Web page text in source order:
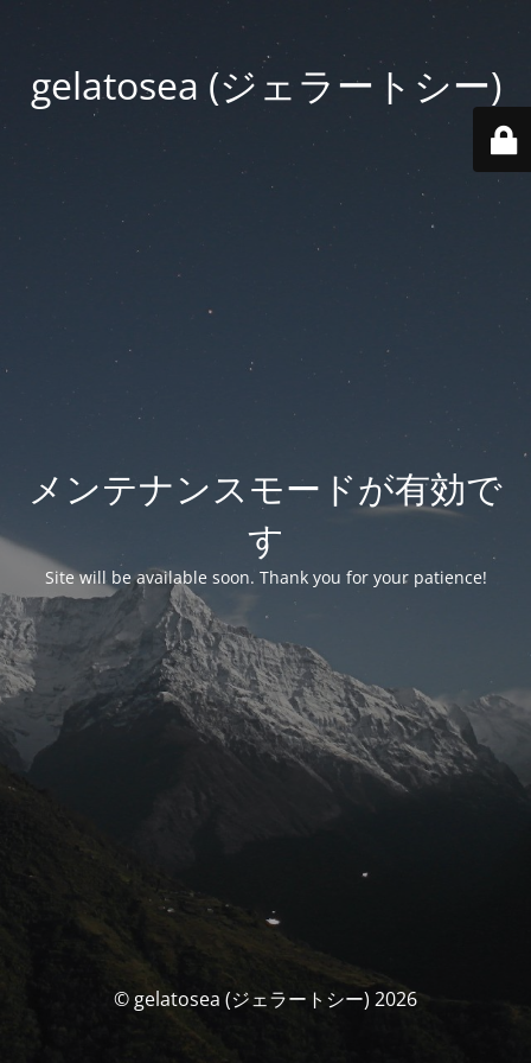
gelatosea (ジェラートシー)
メンテナンスモードが有効で
す
Site will be available soon. Thank you for your patience!
© gelatosea (ジェラートシー) 2026